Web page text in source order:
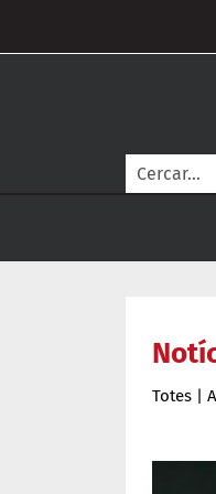
Cerca
Totes |